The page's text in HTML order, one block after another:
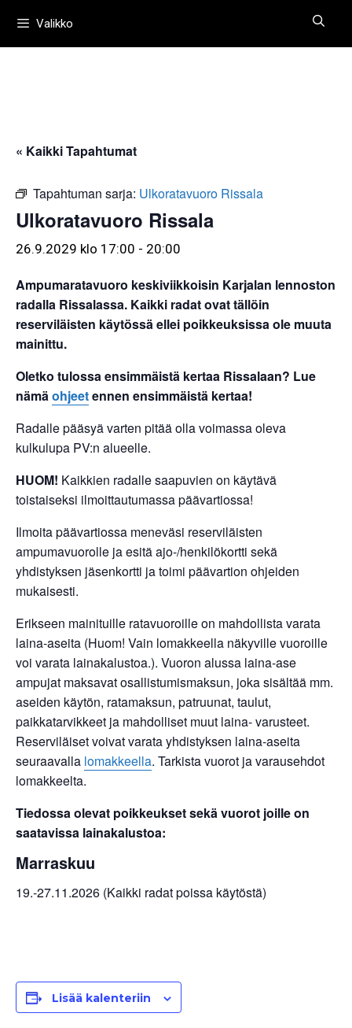
sisältöönValikko
« Kaikki Tapahtumat
Tapahtuman sarja: Ulkoratavuoro Rissala
Ulkoratavuoro Rissala
26.9.2029 klo 17:00 - 20:00
Ampumaratavuoro keskiviikkoisin Karjalan lennoston
radalla Rissalassa. Kaikki radat ovat tällöin
reserviläisten käytössä ellei poikkeuksissa ole muuta
mainittu.
Oletko tulossa ensimmäistä kertaa Rissalaan? Lue
nämäohjeetennen ensimmäistä kertaa!
Radalle pääsyä varten pitää olla voimassa oleva
kulkulupa PV:n alueelle.
HUOM! Kaikkien radalle saapuvien on käytävä
toistaiseksi ilmoittautumassa päävartiossa!
Ilmoita päävartiossa meneväsi reserviläisten
ampumavuorolle ja esitä ajo-/henkilökortti sekä
yhdistyksen jäsenkortti ja toimi päävartion ohjeiden
mukaisesti.
Erikseen mainituille ratavuoroille on mahdollista varata
laina-aseita (Huom! Vain lomakkeella näkyville vuoroille
voi varata lainakalustoa.). Vuoron alussa laina-ase
ampujat maksavat osallistumismaksun, joka sisältää mm.
aseiden käytön, ratamaksun, patruunat, taulut,
paikkatarvikkeet ja mahdolliset muut laina- varusteet.
Reserviläiset voivat varata yhdistyksen laina-aseita
seuraavalla lomakkeella. Tarkista vuorot ja varausehdot
lomakkeelta.
Tiedossa olevat poikkeukset sekä vuorot joille on
saatavissa lainakalustoa:
Marraskuu
19.-27.11.2026 (Kaikki radat poissa käytöstä)
Lisää kalenteriin